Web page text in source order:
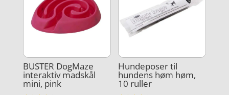
BUSTER DogMaze
interaktiv madskål
mini, pink
Hundeposer til
hundens høm høm,
10 ruller